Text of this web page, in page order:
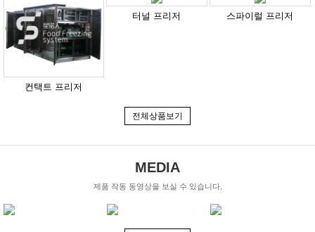
컨택트 프리저
터널 프리저 스파이럴 프리저
전체상품보기
MEDIA
제품 작동 동영상을 보실 수 있습니다.